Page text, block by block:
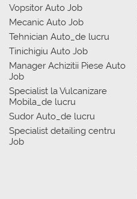
Vopsitor Auto Job
Mecanic Auto Job
Tehnician Auto_de lucru
Tinichigiu Auto Job
Manager Achizitii Piese Auto
Job
Specialist la Vulcanizare
Mobila_de lucru
Sudor Auto_de lucru
Specialist detailing centru
Job